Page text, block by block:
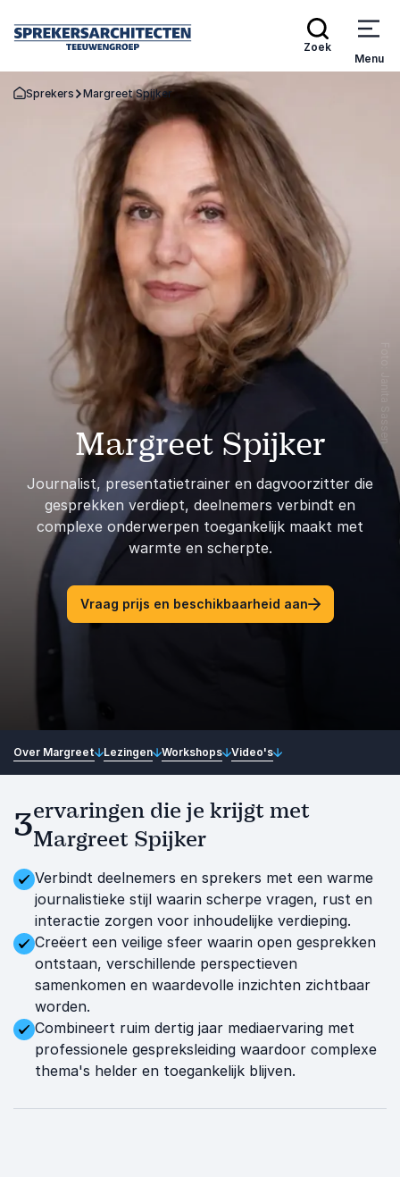
Zoek
Menu
Terug naar de startpagina
Sprekers Margreet Spijker
Margreet Spijker
Journalist, presentatietrainer en dagvoorzitter die
gesprekken verdiept, deelnemers verbindt en
complexe onderwerpen toegankelijk maakt met
warmte en scherpte.
Vraag prijs en beschikbaarheid aan
Foto: Janita Sassen
Over Margreet Lezingen Workshops Video's
3ervaringen die je krijgt met
Margreet Spijker
Verbindt deelnemers en sprekers met een warme
journalistieke stijl waarin scherpe vragen, rust en
interactie zorgen voor inhoudelijke verdieping.
Creëert een veilige sfeer waarin open gesprekken
ontstaan, verschillende perspectieven
samenkomen en waardevolle inzichten zichtbaar
worden.
Combineert ruim dertig jaar mediaervaring met
professionele gespreksleiding waardoor complexe
thema's helder en toegankelijk blijven.